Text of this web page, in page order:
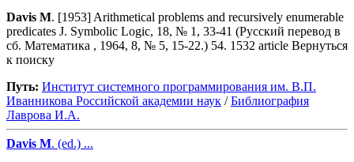
Davis M. [1953] Arithmetical problems and recursively enumerable
predicates J. Symbolic Logic, 18, № 1, 33-41 (Русский перевод в
сб. Математика , 1964, 8, № 5, 15-22.) 54. 1532 article Вернуться
к поиску
Путь: Институт системного программирования им. В.П.
Иванникова Роcсийской академии наук /Библиография
Лаврова И.А.
Davis M. (ed.) ...